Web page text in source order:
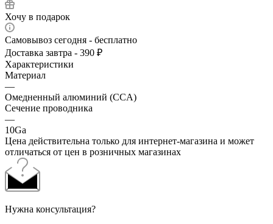
Хочу в подарок
Самовывоз сегодня - бесплатно
Доставка завтра - 390 ₽
Характеристики
Материал
—
Омедненный алюминий (CCA)
Сечение проводника
—
10Ga
Цена действительна только для интернет-магазина и может
отличаться от цен в розничных магазинах
Нужна консультация?